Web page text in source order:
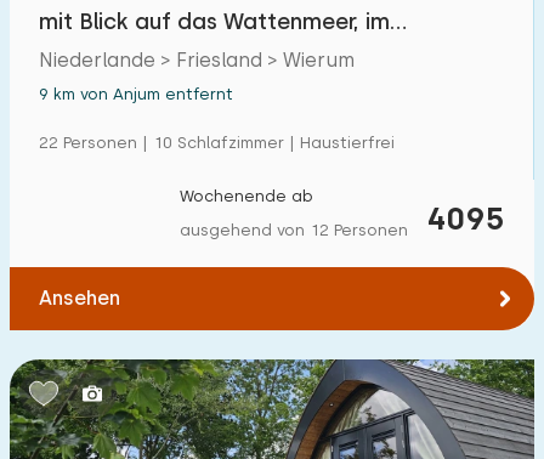
mit Blick auf das Wattenmeer, im
friesischen Wierum
Niederlande > Friesland > Wierum
9 km von Anjum entfernt
22 Personen | 10 Schlafzimmer | Haustierfrei
4095
Wochenende ab
ausgehend von 12 Personen
Ansehen